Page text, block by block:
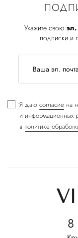
Укажите свою эл.
подписки и
Я даю согласие на
и информационных
в политике
8